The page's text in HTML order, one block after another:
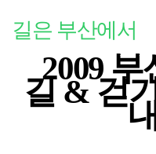
길은 부산에서
2009 부
길 & 걷